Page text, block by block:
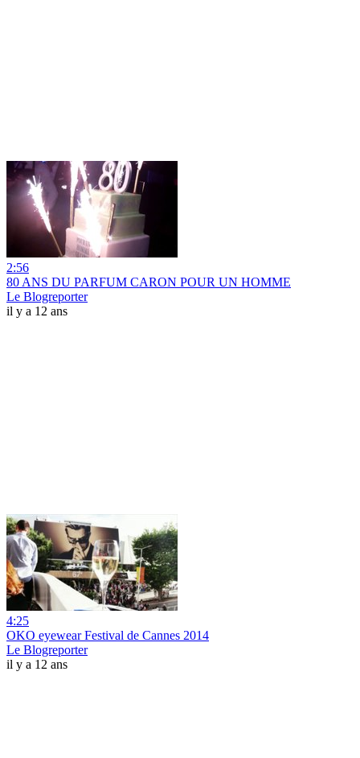
2:56
80 ANS DU PARFUM CARON POUR UN HOMME
Le Blogreporter
il y a 12 ans
4:25
OKO eyewear Festival de Cannes 2014
Le Blogreporter
il y a 12 ans